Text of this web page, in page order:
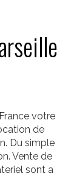
votre
de
Du simple
Vente de
sont a